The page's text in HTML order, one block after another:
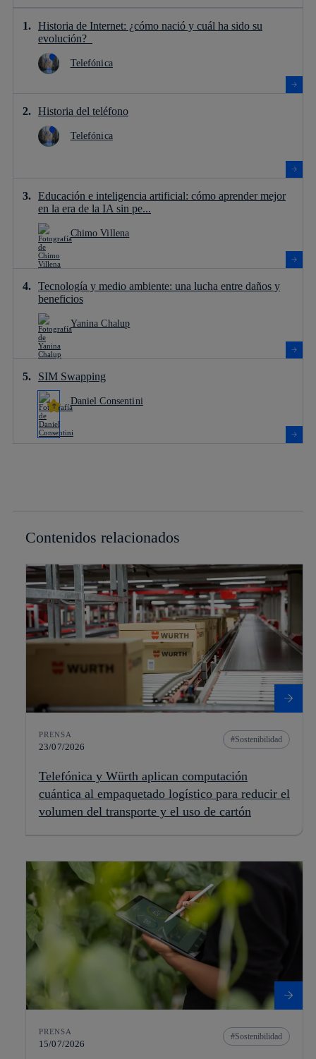
Historia de Internet: ¿cómo nació y cuál ha sido su
evolución?
Telefónica
Historia del teléfono
Telefónica
Educación e inteligencia artificial: cómo aprender mejor
en la era de la IA sin pe...
Chimo Villena
Tecnología y medio ambiente: una lucha entre daños y
beneficios
Yanina Chalup
SIM Swapping
Daniel Consentini
Contenidos relacionados
PRENSA
23/07/2026
Sostenibilidad
Telefónica y Würth aplican computación
cuántica al empaquetado logístico para reducir el
volumen del transporte y el uso de cartón
PRENSA
15/07/2026
Sostenibilidad